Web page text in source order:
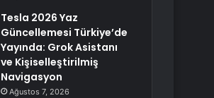
Tesla 2026 Yaz
Güncellemesi Türkiye’de
Yayında: Grok Asistanı
ve Kişiselleştirilmiş
Navigasyon
Ağustos 7, 2026